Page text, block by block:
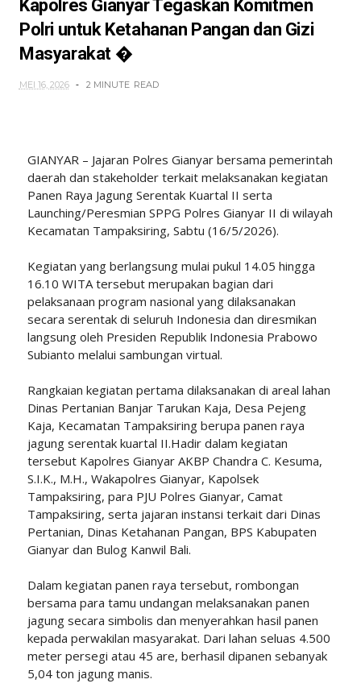
Kapolres Gianyar Tegaskan Komitmen
Polri untuk Ketahanan Pangan dan Gizi
Masyarakat �
MEI 16, 2026 2 MINUTE READ
GIANYAR – Jajaran Polres Gianyar bersama pemerintah
daerah dan stakeholder terkait melaksanakan kegiatan
Panen Raya Jagung Serentak Kuartal II serta
Launching/Peresmian SPPG Polres Gianyar II di wilayah
Kecamatan Tampaksiring, Sabtu (16/5/2026).
Kegiatan yang berlangsung mulai pukul 14.05 hingga
16.10 WITA tersebut merupakan bagian dari
pelaksanaan program nasional yang dilaksanakan
secara serentak di seluruh Indonesia dan diresmikan
langsung oleh Presiden Republik Indonesia Prabowo
Subianto melalui sambungan virtual.
Rangkaian kegiatan pertama dilaksanakan di areal lahan
Dinas Pertanian Banjar Tarukan Kaja, Desa Pejeng
Kaja, Kecamatan Tampaksiring berupa panen raya
jagung serentak kuartal II.Hadir dalam kegiatan
tersebut Kapolres Gianyar AKBP Chandra C. Kesuma,
S.I.K., M.H., Wakapolres Gianyar, Kapolsek
Tampaksiring, para PJU Polres Gianyar, Camat
Tampaksiring, serta jajaran instansi terkait dari Dinas
Pertanian, Dinas Ketahanan Pangan, BPS Kabupaten
Gianyar dan Bulog Kanwil Bali.
Dalam kegiatan panen raya tersebut, rombongan
bersama para tamu undangan melaksanakan panen
jagung secara simbolis dan menyerahkan hasil panen
kepada perwakilan masyarakat. Dari lahan seluas 4.500
meter persegi atau 45 are, berhasil dipanen sebanyak
5,04 ton jagung manis.